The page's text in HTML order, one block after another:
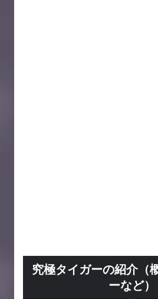
究極タイガーの紹介（
ーなど）